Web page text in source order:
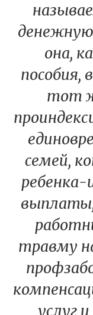
она,
пособия,
тот
семей,
ребенка-
травму
услуг